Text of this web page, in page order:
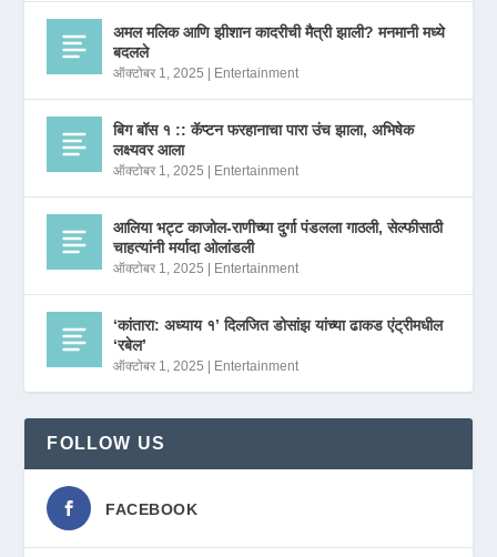
अमल मलिक आणि झीशान कादरीची मैत्री झाली? मनमानी मध्ये
बदलले
ऑक्टोबर 1, 2025 Entertainment
बिग बॉस १ :: कॅप्टन फरहानाचा पारा उंच झाला, अभिषेक
लक्ष्यवर आला
ऑक्टोबर 1, 2025 Entertainment
आलिया भट्ट काजोल-राणीच्या दुर्गा पंडलला गाठली, सेल्फीसाठी
चाहत्यांनी मर्यादा ओलांडली
ऑक्टोबर 1, 2025 Entertainment
‘कांतारा: अध्याय १’ दिलजित डोसांझ यांच्या ढाकड एंट्रीमधील
‘रबेल’
ऑक्टोबर 1, 2025 Entertainment
FOLLOW US
FACEBOOK